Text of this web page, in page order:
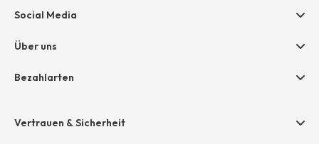
AGB
Widerruf
Impressum
Geschenkgutscheine
Größentabelle
Social Media
Über uns
Unternehmen
Bezahlarten
Amazon Pay
Vertrauen & Sicherheit